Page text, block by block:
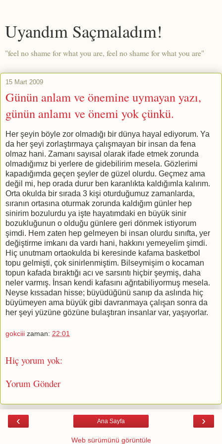
Uyandım Saçmaladım!
"feel no shame for what you are, feel no shame for what you are"
15 Mart 2009
Günün anlam ve önemine uymayan yazı,
günün anlamı ve önemi yok çünkü.
Her şeyin böyle zor olmadığı bir dünya hayal ediyorum. Ya
da her şeyi zorlaştırmaya çalışmayan bir insan da fena
olmaz hani. Zamanı sayısal olarak ifade etmek zorunda
olmadığımız bi yerlere de gidebilirim mesela. Gözlerimi
kapadığımda geçen şeyler de güzel olurdu. Geçmez ama
değil mi, hep orada durur ben karanlıkta kaldığımla kalırım.
Orta okulda bir sırada 3 kişi oturduğumuz zamanlarda,
sıranın ortasına oturmak zorunda kaldığım günler hep
sinirim bozulurdu ya işte hayatımdaki en büyük sinir
bozukluğunun o olduğu günlere geri dönmek istiyorum
şimdi. Hem zaten hep gelmeyen bi insan olurdu sınıfta, yer
değiştirme imkanı da vardı hani, hakkını yemeyelim şimdi.
Hiç unutmam ortaokulda bi keresinde kafama basketbol
topu gelmişti, çok sinirlenmiştim. Bilseymişim o kocaman
topun kafada bıraktığı acı ve sarsıntı hiçbir şeymiş, daha
neler varmış. İnsan kendi kafasını ağrıtabiliyormuş mesela.
Neyse kıssadan hisse; büyüdüğünü sanıp da aslında hiç
büyümeyen ama büyük gibi davranmaya çalışan sonra da
her şeyi yüzüne gözüne bulaştıran insanlar var, yaşıyorlar.
gokciii zaman: 22:01
Hiç yorum yok:
Yorum Gönder
‹ ›
Ana Sayfa
Web sürümünü görüntüle